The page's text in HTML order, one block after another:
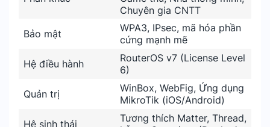
Chuyên gia CNTT
Bảo mật
WPA3, IPsec, mã hóa phần
cứng mạnh mẽ
Hệ điều hành
RouterOS v7 (License Level
6)
Quản trị
WinBox, WebFig, Ứng dụng
MikroTik (iOS/Android)
Hệ sinh thái
Tương thích Matter, Thread,